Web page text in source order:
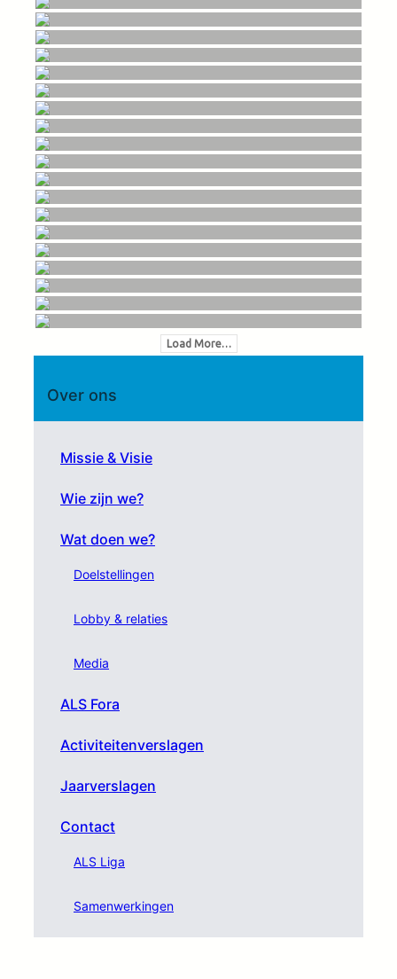
Load More…
Over ons
Missie & Visie
Wie zijn we?
Wat doen we?
Doelstellingen
Lobby & relaties
Media
ALS Fora
Activiteitenverslagen
Jaarverslagen
Contact
ALS Liga
Samenwerkingen